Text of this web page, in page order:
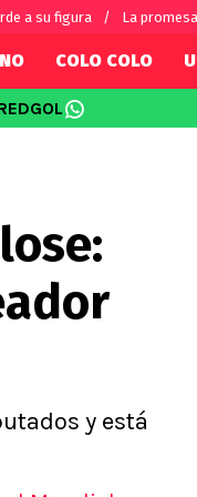
a su figura La
Ligue 1
Premier
Serie A
COLO COLO
y está